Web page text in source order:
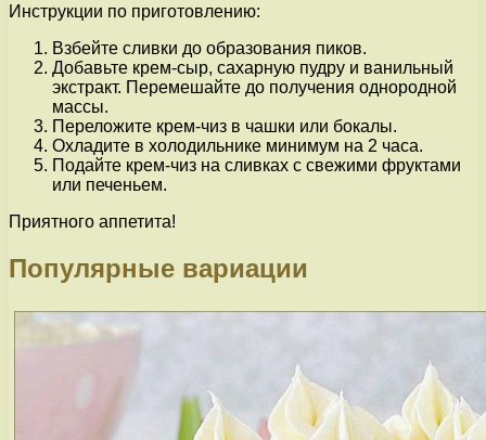
Инструкции по приготовлению:
Взбейте сливки до образования пиков.
Добавьте крем-сыр, сахарную пудру и ванильный
экстракт. Перемешайте до получения однородной
массы.
Переложите крем-чиз в чашки или бокалы.
Охладите в холодильнике минимум на 2 часа.
Подайте крем-чиз на сливках с свежими фруктами
или печеньем.
Приятного аппетита!
Популярные вариации